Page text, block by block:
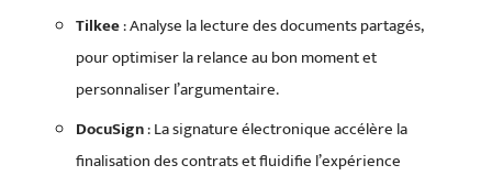
Tilkee: Analyse la lecture des documents partagés,
pour optimiser la relance au bon moment et
personnaliser l’argumentaire.
DocuSign: La signature électronique accélère la
finalisation des contrats et fluidifie l’expérience